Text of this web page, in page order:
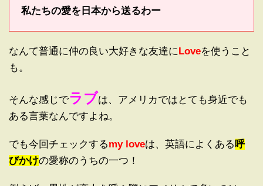
私たちの愛を日本から送るわー
なんて普通に仲の良い大好きな友達に Loveを使うこと
も。
そんな感じでラブは、アメリカではとても身近でも
ある言葉なんですよね。
でも今回チェックするmy loveは、英語によくある呼
びかけの愛称のうちの一つ！